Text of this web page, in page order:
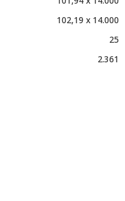
102,19 x 14.000
25
2.361